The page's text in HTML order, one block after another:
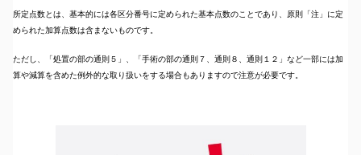
所定点数とは、基本的には各区分番号に定められた基本点数のことであり、原則「注」に定
められた加算点数は含まないものです。
ただし、「処置の部の通則５」、「手術の部の通則７、通則８、通則１２」など一部には加
算や減算を含めた例外的な取り扱いをする場合もありますので注意が必要です。